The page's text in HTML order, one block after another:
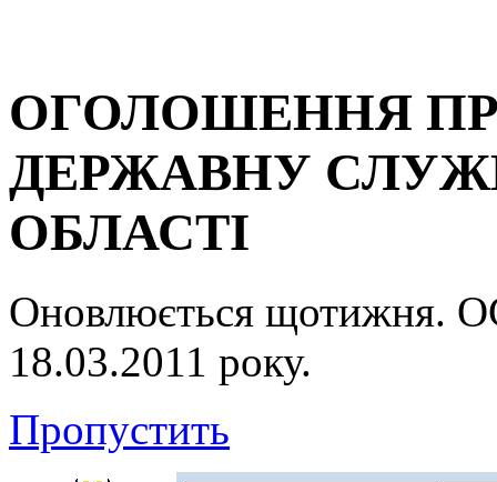
ОГОЛОШЕННЯ
ДЕРЖАВНУ
ОБЛАСТІ
Оновлюється
18.03.2011 року.
Пропустить